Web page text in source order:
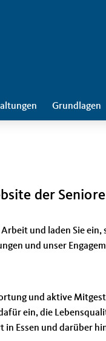
Grundlagen
der
und laden Sie ein,
und unser
und aktive
ein, die
in Essen und darüber